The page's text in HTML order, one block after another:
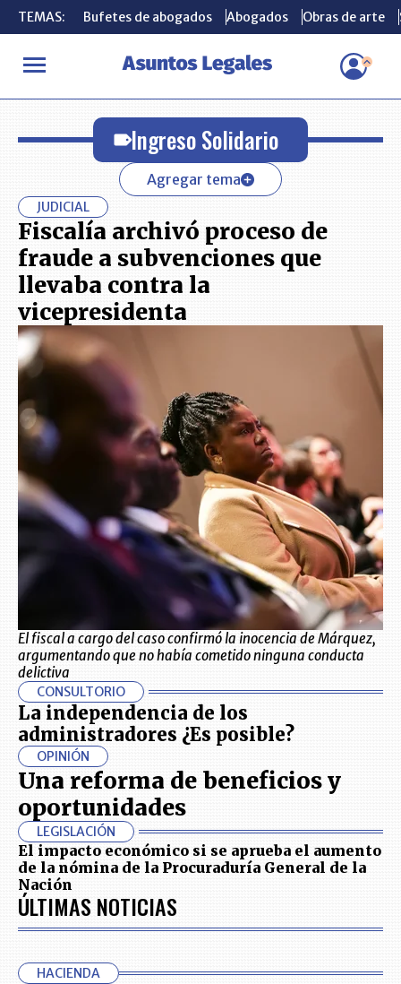
TEMAS: Bufetes de abogados Abogados Obras de arte
INICIO Ingreso Solidario
TEMAS: Bufetes de abogados Abogados Obras de arte
Ingreso Solidario
Agregar tema
JUDICIAL
Fiscalía archivó proceso de
fraude a subvenciones que
llevaba contra la
vicepresidenta
El fiscal a cargo del caso confirmó la inocencia de Márquez,
argumentando que no había cometido ninguna conducta
delictiva
CONSULTORIO
La independencia de los
administradores ¿Es posible?
OPINIÓN
Una reforma de beneficios y
oportunidades
LEGISLACIÓN
El impacto económico si se aprueba el aumento
de la nómina de la Procuraduría General de la
Nación
ÚLTIMAS NOTICIAS
HACIENDA